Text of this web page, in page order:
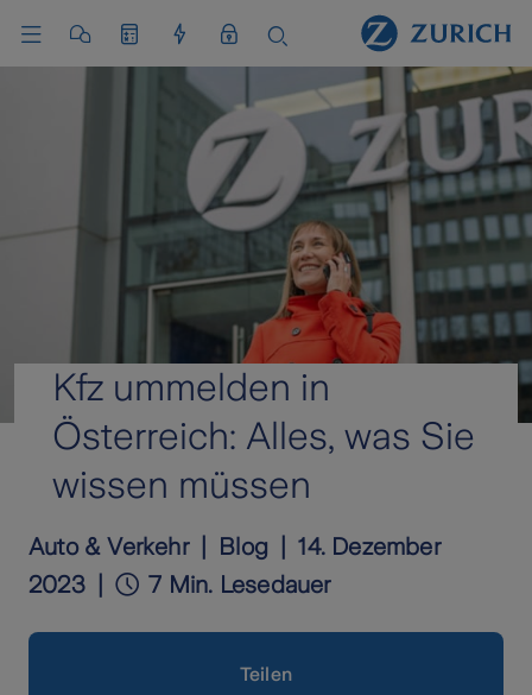
Kfz ummelden in
Österreich: Alles, was Sie
wissen müssen
Auto & Verkehr Blog
14. Dezember
2023
7 Min. Lesedauer
Teilen